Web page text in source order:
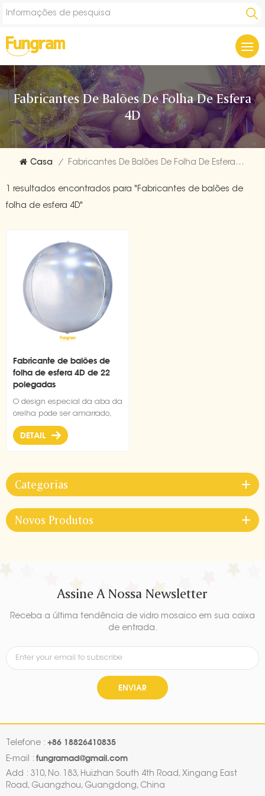
Fabricantes De Balões De Folha De Esfera
4D
Casa / Fabricantes De Balões De Folha De Esfera 4D
1 resultados encontrados para "Fabricantes de balões de
folha de esfera 4D"
Fabricante de balões de
folha de esfera 4D de 22
polegadas
O design especial da aba da
orelha pode ser amarrado,
durável e não é fácil de
estourar, suportando o uso
DETAIL
Categorias
Novos Produtos
Assine A Nossa Newsletter
Receba a última tendência de vidro mosaico em sua caixa
de entrada.
ENVIAR
Telefone : +86 18826410835
E-mail : fungramad@gmail.com
Add : 310, No. 183, Huizhan South 4th Road, Xingang East
Road, Guangzhou, Guangdong, China